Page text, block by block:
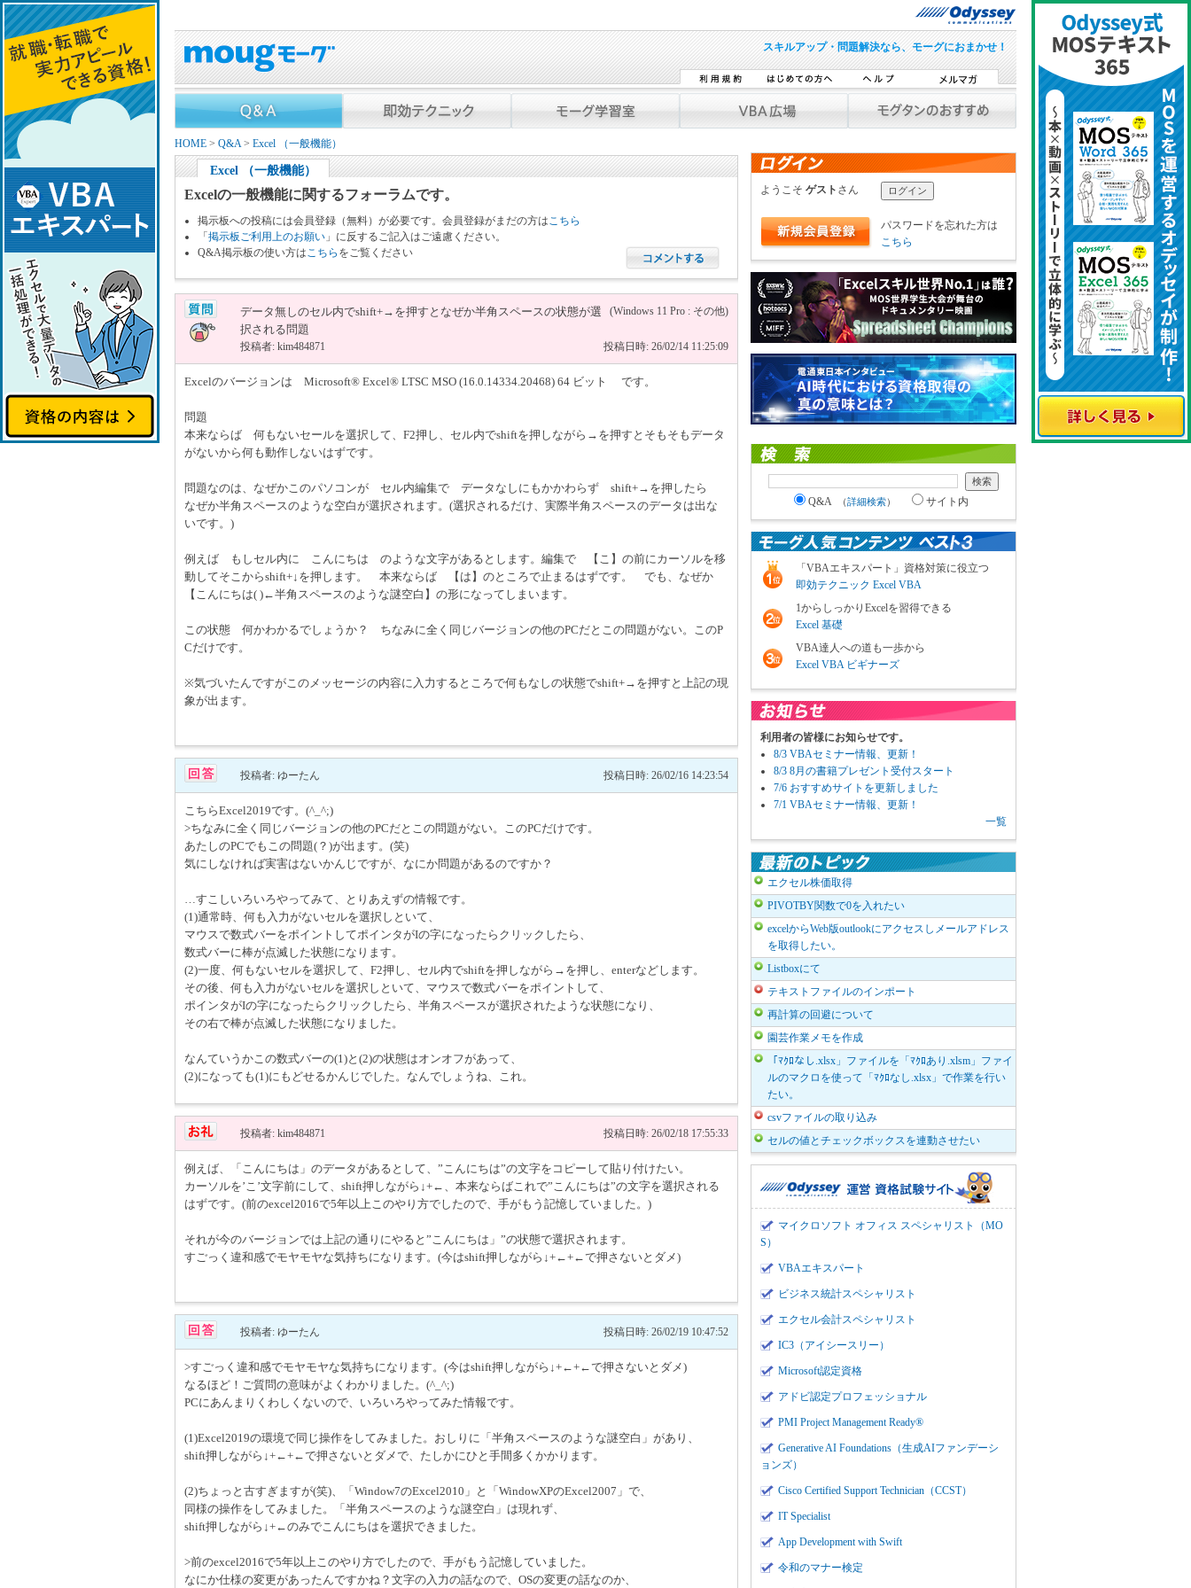
スキルアップ・問題解決なら、モーグにおまかせ！
HOME > Q&A> Excel （一般機能）
Excel （一般機能）
Excelの一般機能に関するフォーラムです。
掲示板への投稿には会員登録（無料）が必要です。会員登録がまだの方は こちら
「掲示板ご利用上のお願い 」に反するご記入はご遠慮ください。
Q&A掲示板の使い方は こちら をご覧ください
(Windows 11 Pro : その他)
データ無しのセル内でshift+→を押すとなぜか半角スペースの状態が選
択される問題
投稿日時: 26/02/14 11:25:09
投稿者: kim484871
Excelのバージョンは Microsoft® Excel® LTSC MSO (16.0.14334.20468) 64 ビット です。
問題
本来ならば 何もないセールを選択して、F2押し、セル内でshiftを押しながら→を押すとそもそもデータ
がないから何も動作しないはずです。
問題なのは、なぜかこのパソコンが セル内編集で データなしにもかかわらず shift+→を押したら
なぜか半角スペースのような空白が選択されます。(選択されるだけ、実際半角スペースのデータは出な
いです。)
例えば もしセル内に こんにちは のような文字があるとします。編集で 【こ】の前にカーソルを移
動してそこからshift+↓を押します。 本来ならば 【は】のところで止まるはずです。 でも、なぜか
【こんにちは( )←半角スペースのような謎空白】の形になってしまいます。
この状態 何かわかるでしょうか？ ちなみに全く同じバージョンの他のPCだとこの問題がない。このP
Cだけです。
※気づいたんですがこのメッセージの内容に入力するところで何もなしの状態でshift+→を押すと上記の現
象が出ます。
投稿日時: 26/02/16 14:23:54
投稿者: ゆーたん
こちらExcel2019です。(^_^;)
>ちなみに全く同じバージョンの他のPCだとこの問題がない。このPCだけです。
あたしのPCでもこの問題(？)が出ます。(笑)
気にしなければ実害はないかんじですが、なにか問題があるのですか？
…すこしいろいろやってみて、とりあえずの情報です。
(1)通常時、何も入力がないセルを選択しといて、
マウスで数式バーをポイントしてポインタがIの字になったらクリックしたら、
数式バーに棒が点滅した状態になります。
(2)一度、何もないセルを選択して、F2押し、セル内でshiftを押しながら→を押し、enterなどします。
その後、何も入力がないセルを選択しといて、マウスで数式バーをポイントして、
ポインタがIの字になったらクリックしたら、半角スペースが選択されたような状態になり、
その右で棒が点滅した状態になりました。
なんていうかこの数式バーの(1)と(2)の状態はオンオフがあって、
(2)になっても(1)にもどせるかんじでした。なんでしょうね、これ。
投稿日時: 26/02/18 17:55:33
投稿者: kim484871
例えば、「こんにちは」のデータがあるとして、”こんにちは”の文字をコピーして貼り付けたい。
カーソルを’こ’文字前にして、shift押しながら↓+←、本来ならばこれで”こんにちは”の文字を選択される
はずです。(前のexcel2016で5年以上このやり方でしたので、手がもう記憶していました。)
それが今のバージョンでは上記の通りにやると”こんにちは」”の状態で選択されます。
すごっく違和感でモヤモヤな気持ちになります。(今はshift押しながら↓+←+←で押さないとダメ)
投稿日時: 26/02/19 10:47:52
投稿者: ゆーたん
>すごっく違和感でモヤモヤな気持ちになります。(今はshift押しながら↓+←+←で押さないとダメ)
なるほど！ご質問の意味がよくわかりました。(^_^;)
PCにあんまりくわしくないので、いろいろやってみた情報です。
(1)Excel2019の環境で同じ操作をしてみました。おしりに「半角スペースのような謎空白」があり、
shift押しながら↓+←+←で押さないとダメで、たしかにひと手間多くかかります。
(2)ちょっと古すぎますが(笑)、「Window7のExcel2010」と「WindowXPのExcel2007」で、
同様の操作をしてみました。「半角スペースのような謎空白」は現れず、
shift押しながら↓+←のみでこんにちはを選択できました。
>前のexcel2016で5年以上このやり方でしたので、手がもう記憶していました。
なにか仕様の変更があったんですかね？文字の入力の話なので、OSの変更の話なのか、
ようこそ ゲスト さん
パスワードを忘れた方は
こちら
Q&A （詳細検索） サイト内
「VBAエキスパート」資格対策に役立つ
即効テクニック Excel VBA
1からしっかりExcelを習得できる
Excel 基礎
VBA達人への道も一歩から
Excel VBA ビギナーズ
利用者の皆様にお知らせです。
8/3 VBAセミナー情報、更新！
8/3 8月の書籍プレゼント受付スタート
7/6 おすすめサイトを更新しました
7/1 VBAセミナー情報、更新！
一覧
エクセル株価取得
PIVOTBY関数で0を入れたい
excelからWeb版outlookにアクセスしメールアドレス
を取得したい。
Listboxにて
テキストファイルのインポート
再計算の回避について
園芸作業メモを作成
「ﾏｸﾛなし.xlsx」ファイルを「ﾏｸﾛあり.xlsm」ファイ
ルのマクロを使って「ﾏｸﾛなし.xlsx」で作業を行い
たい。
csvファイルの取り込み
セルの値とチェックボックスを連動させたい
マイクロソフト オフィス スペシャリスト（MO
S）
VBAエキスパート
ビジネス統計スペシャリスト
エクセル会計スペシャリスト
IC3（アイシースリー）
Microsoft認定資格
アドビ認定プロフェッショナル
PMI Project Management Ready®
Generative AI Foundations（生成AIファンデーシ
ョンズ）
Cisco Certified Support Technician（CCST）
IT Specialist
App Development with Swift
令和のマナー検定